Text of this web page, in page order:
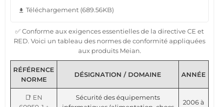
file_download Téléchargement (689.56KB)
✅ Conforme aux exigences essentielles de la directive CE et
RED. Voici un tableau des normes de conformité appliquées
aux produits Meian.
RÉFÉRENCE
NORME
DÉSIGNATION / DOMAINE ANNÉE
📑 EN
Sécurité des équipements
2006 à